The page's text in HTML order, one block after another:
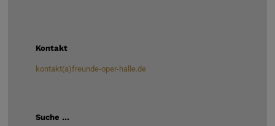
Kontakt
kontakt(a)freunde-oper-halle.de
Suche …